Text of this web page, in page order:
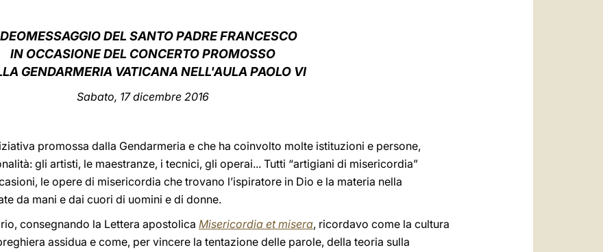
DEL SANTO PADRE FRANCESCO
IN OCCASIONE DEL CONCERTO PROMOSSO
GENDARMERIA VATICANA NELL'AULA PAOLO VI
Sabato, 17 dicembre 2016
promossa dalla Gendarmeria e che ha coinvolto molte istituzioni e persone,
gli artisti, le maestranze, i tecnici, gli operai... Tutti “artigiani di misericordia”
le opere di misericordia che trovano l’ispiratore in Dio e la materia nella
da mani e dai cuori di uomini e di donne.
consegnando la Lettera apostolica Misericordia et misera, ricordavo come la cultura
assidua e come, per vincere la tentazione delle parole, della teoria sulla